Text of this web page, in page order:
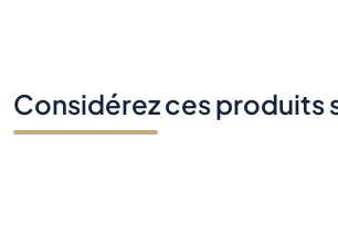
Considérez ces produits